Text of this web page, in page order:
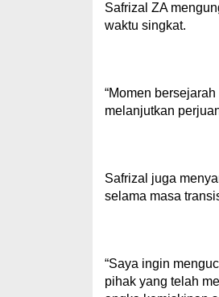
Safrizal ZA
waktu singkat.
“Momen
melanjutkan
Safrizal juga
selama masa
“Saya ingin
pihak yang telah